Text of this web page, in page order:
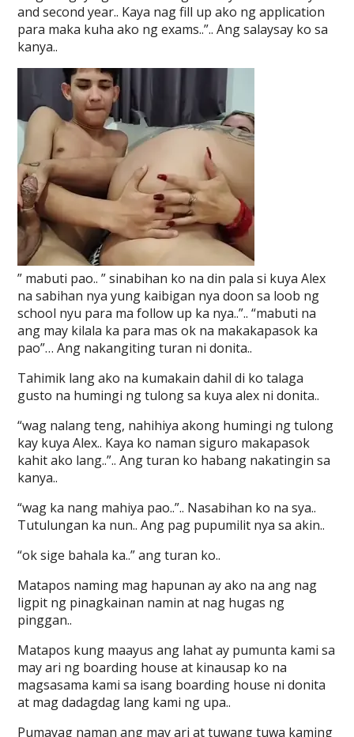
and second year.. Kaya nag fill up ako ng application
para maka kuha ako ng exams..”.. Ang salaysay ko sa
kanya..
” mabuti pao.. ” sinabihan ko na din pala si kuya Alex
na sabihan nya yung kaibigan nya doon sa loob ng
school nyu para ma follow up ka nya..”.. “mabuti na
ang may kilala ka para mas ok na makakapasok ka
pao”… Ang nakangiting turan ni donita..
Tahimik lang ako na kumakain dahil di ko talaga
gusto na humingi ng tulong sa kuya alex ni donita..
“wag nalang teng, nahihiya akong humingi ng tulong
kay kuya Alex.. Kaya ko naman siguro makapasok
kahit ako lang..”.. Ang turan ko habang nakatingin sa
kanya..
“wag ka nang mahiya pao..”.. Nasabihan ko na sya..
Tutulungan ka nun.. Ang pag pupumilit nya sa akin..
“ok sige bahala ka..” ang turan ko..
Matapos naming mag hapunan ay ako na ang nag
ligpit ng pinagkainan namin at nag hugas ng
pinggan..
Matapos kung maayus ang lahat ay pumunta kami sa
may ari ng boarding house at kinausap ko na
magsasama kami sa isang boarding house ni donita
at mag dadagdag lang kami ng upa..
Pumayag naman ang may ari at tuwang tuwa kaming